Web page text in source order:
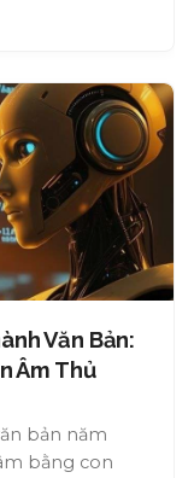
Văn Bản:
Âm Thủ
bản năm
bằng con